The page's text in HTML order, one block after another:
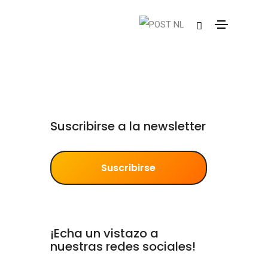
Suscribirse a la newsletter
Suscribirse
¡Echa un vistazo a
nuestras redes sociales!